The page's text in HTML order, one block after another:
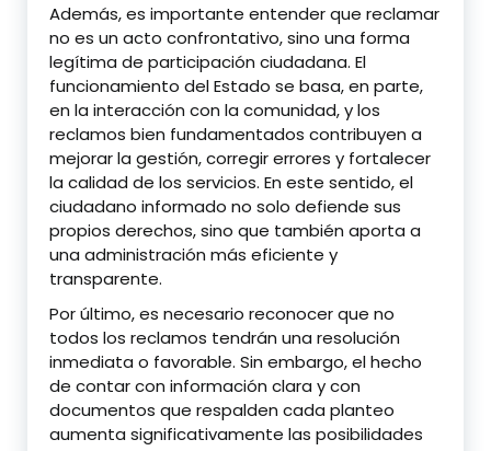
Además, es importante entender que reclamar
no es un acto confrontativo, sino una forma
legítima de participación ciudadana. El
funcionamiento del Estado se basa, en parte,
en la interacción con la comunidad, y los
reclamos bien fundamentados contribuyen a
mejorar la gestión, corregir errores y fortalecer
la calidad de los servicios. En este sentido, el
ciudadano informado no solo defiende sus
propios derechos, sino que también aporta a
una administración más eficiente y
transparente.
Por último, es necesario reconocer que no
todos los reclamos tendrán una resolución
inmediata o favorable. Sin embargo, el hecho
de contar con información clara y con
documentos que respalden cada planteo
aumenta significativamente las posibilidades